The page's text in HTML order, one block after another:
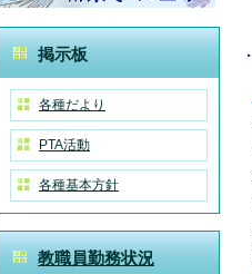
掲示板
各種だより
PTA活動
各種基本方針
教職員勤務状況